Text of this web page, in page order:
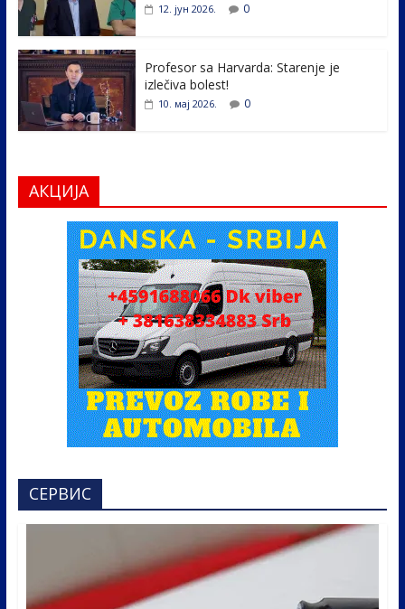
12. јун 2026. 0
Profesor sa Harvarda: Starenje je
izlečiva bolest!
10. мај 2026. 0
АКЦИЈА
СЕРВИС